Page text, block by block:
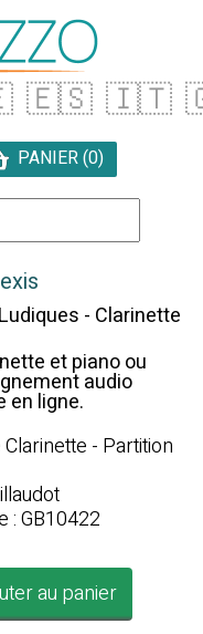
🇪🇸 🇮🇹
PANIER (0)
- Clarinette
et piano ou
audio
en ligne.
- Partition
: GB10422
au panier